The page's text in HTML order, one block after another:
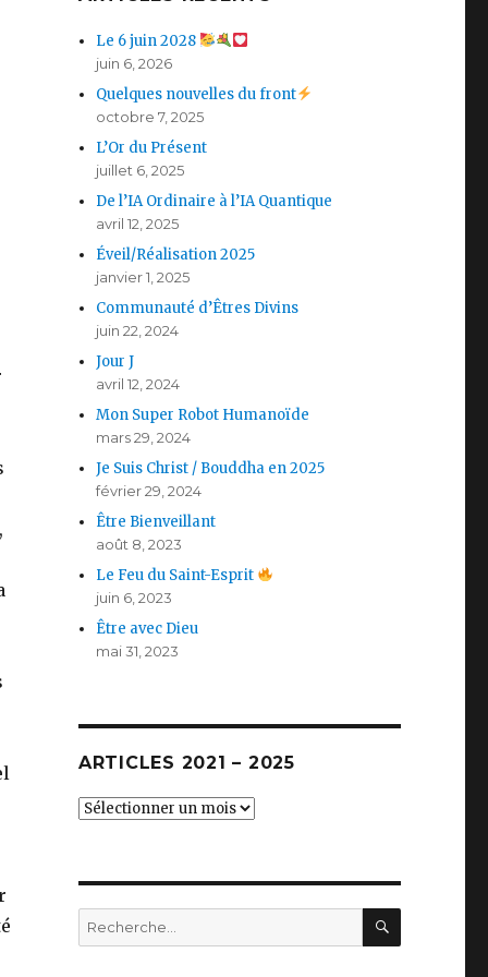
Le 6 juin 2028
juin 6, 2026
Quelques nouvelles du front
octobre 7, 2025
L’Or du Présent
juillet 6, 2025
De l’IA Ordinaire à l’IA Quantique
avril 12, 2025
Éveil/Réalisation 2025
janvier 1, 2025
Communauté d’Êtres Divins
juin 22, 2024
Jour J
avril 12, 2024
Mon Super Robot Humanoïde
mars 29, 2024
Je Suis Christ / Bouddha en 2025
février 29, 2024
Être Bienveillant
août 8, 2023
Le Feu du Saint-Esprit
juin 6, 2023
Être avec Dieu
mai 31, 2023
ARTICLES 2021 – 2025
Articles
Recherche
pour :